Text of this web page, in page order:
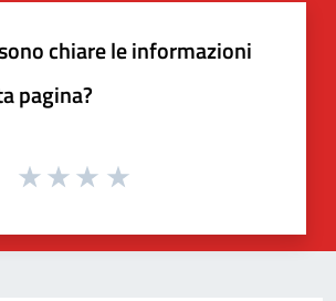
chiare le informazioni
pagina?